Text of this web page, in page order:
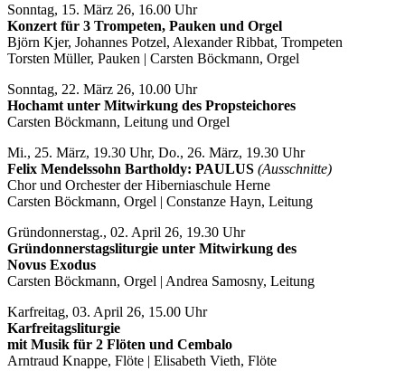
Sonntag, 15. März 26, 16.00 Uhr
Konzert für 3 Trompeten, Pauken und Orgel
Björn Kjer, Johannes Potzel, Alexander Ribbat, Trompeten
Torsten Müller, Pauken | Carsten Böckmann, Orgel
Sonntag, 22. März 26, 10.00 Uhr
Hochamt unter Mitwirkung des Propsteichores
Carsten Böckmann, Leitung und Orgel
Mi., 25. März, 19.30 Uhr, Do., 26. März, 19.30 Uhr
Felix Mendelssohn Bartholdy: PAULUS (Ausschnitte)
Chor und Orchester der Hiberniaschule Herne
Carsten Böckmann, Orgel | Constanze Hayn, Leitung
Gründonnerstag., 02. April 26, 19.30 Uhr
Gründonnerstagsliturgie unter Mitwirkung des
Novus Exodus
Carsten Böckmann, Orgel | Andrea Samosny, Leitung
Karfreitag, 03. April 26, 15.00 Uhr
Karfreitagsliturgie
mit Musik für 2 Flöten und Cembalo
Arntraud Knappe, Flöte | Elisabeth Vieth, Flöte